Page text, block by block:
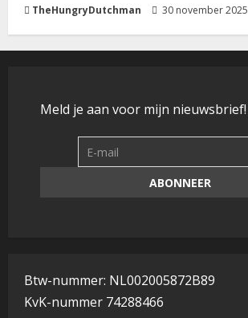
TheHungryDutchman 30 november 2025
Meld je aan voor mijn nieuwsbrief!
Btw-nummer: NL002005872B89
KvK-nummer 74288466